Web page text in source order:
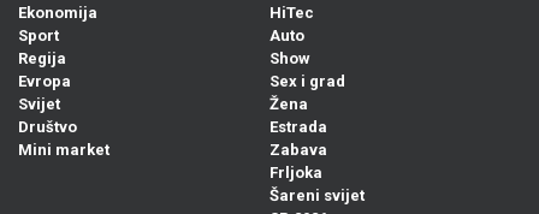
Ekonomija
Sport
Regija
Evropa
Svijet
Društvo
Mini market
HiTec
Auto
Show
Sex i grad
Žena
Estrada
Zabava
Frljoka
Šareni svijet